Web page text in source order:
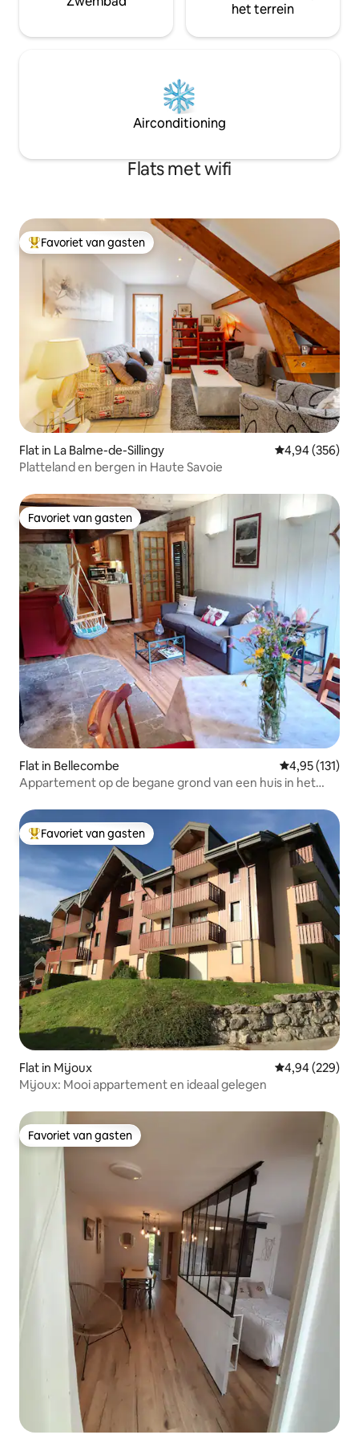
het terrein
Airconditioning
Flats met wifi
Topfavoriet van gasten
Favoriet van gasten
Flat in La Balme-de-Sillingy Gemiddelde
4,94 (356)
Platteland en bergen in Haute Savoie
Favoriet van gasten
Favoriet van gasten
Flat in Bellecombe Gemiddelde
4,95 (131)
Appartement op de begane grond van een huis in het
wandelroutes (GTJ in de buurt)
Topfavoriet van gasten
Favoriet van gasten
Flat in Mijoux Gemiddelde
4,94 (229)
Mijoux: Mooi appartement en ideaal gelegen
Favoriet van gasten
Favoriet van gasten